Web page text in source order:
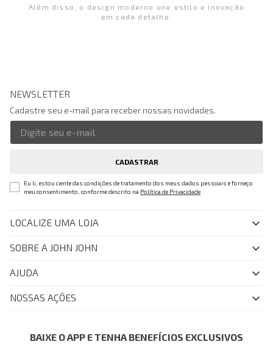
Além disso, o design moderno une estilo e inovação
em cada detalhe.
NEWSLETTER
Cadastre seu e-mail para receber nossas novidades.
CADASTRAR
Eu li, estou ciente das condições de tratamento dos meus dados pessoais e forneço
meu consentimento, conforme descrito na Política de Privacidade
LOCALIZE UMA LOJA
SOBRE A JOHN JOHN
Quem Somos
John John Club
Painel de Privacidade
AJUDA
FAQ
NOSSAS AÇÕES
Azul Fidelidade
BAIXE O APP E TENHA BENEFÍCIOS EXCLUSIVOS